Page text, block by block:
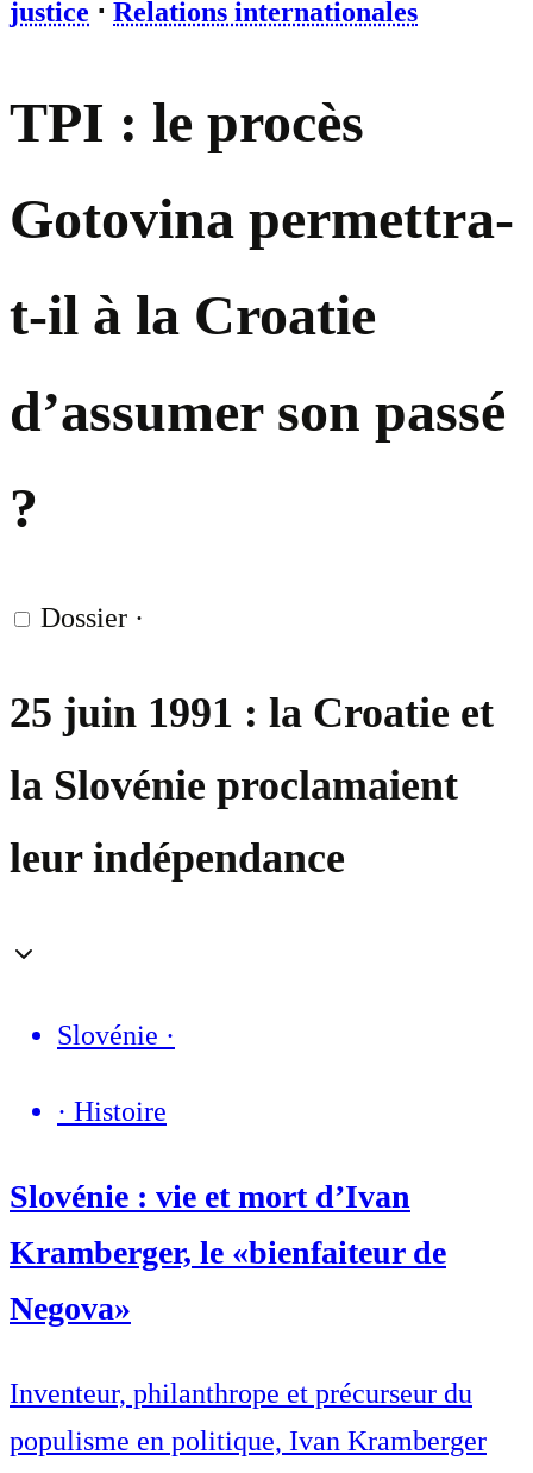
justice ⋅ Relations internationales
TPI : le procès
Gotovina permettra-
t-il à la Croatie
d’assumer son passé
?
Dossier ·
25 juin 1991 : la Croatie et
la Slovénie proclamaient
leur indépendance
Slovénie ·
· Histoire
Slovénie : vie et mort d’Ivan
Kramberger, le «bienfaiteur de
Negova»
Inventeur, philanthrope et précurseur du
populisme en politique, Ivan Kramberger